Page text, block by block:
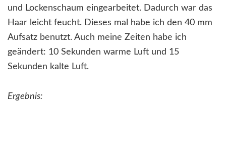
und Lockenschaum eingearbeitet. Dadurch war das
Haar leicht feucht. Dieses mal habe ich den 40 mm
Aufsatz benutzt. Auch meine Zeiten habe ich
geändert: 10 Sekunden warme Luft und 15
Sekunden kalte Luft.
Ergebnis: